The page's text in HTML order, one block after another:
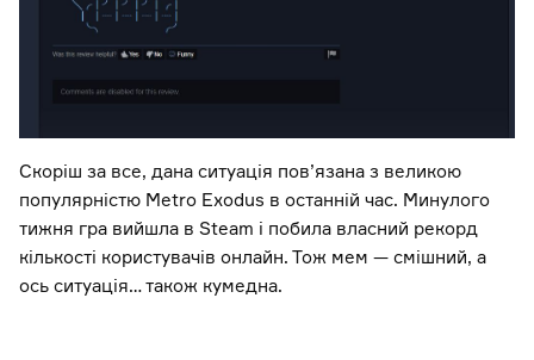
Скоріш за все, дана ситуація пов’язана з великою
популярністю Metro Exodus в останній час. Минулого
тижня гра вийшла в Steam і побила власний рекорд
кількості користувачів онлайн. Тож мем — смішний, а
ось ситуація… також кумедна.